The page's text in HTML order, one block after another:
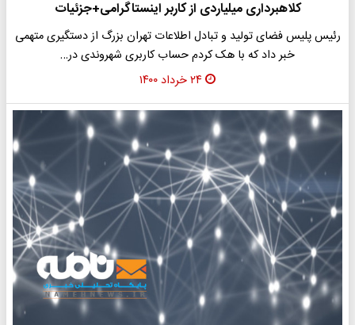
کلاهبرداری میلیاردی از کاربر اینستاگرامی+جزئیات
رئیس پلیس فضای تولید و تبادل اطلاعات تهران بزرگ از دستگیری متهمی
خبر داد که با هک کردم حساب کاربری شهروندی در…
۲۴ خرداد ۱۴۰۰